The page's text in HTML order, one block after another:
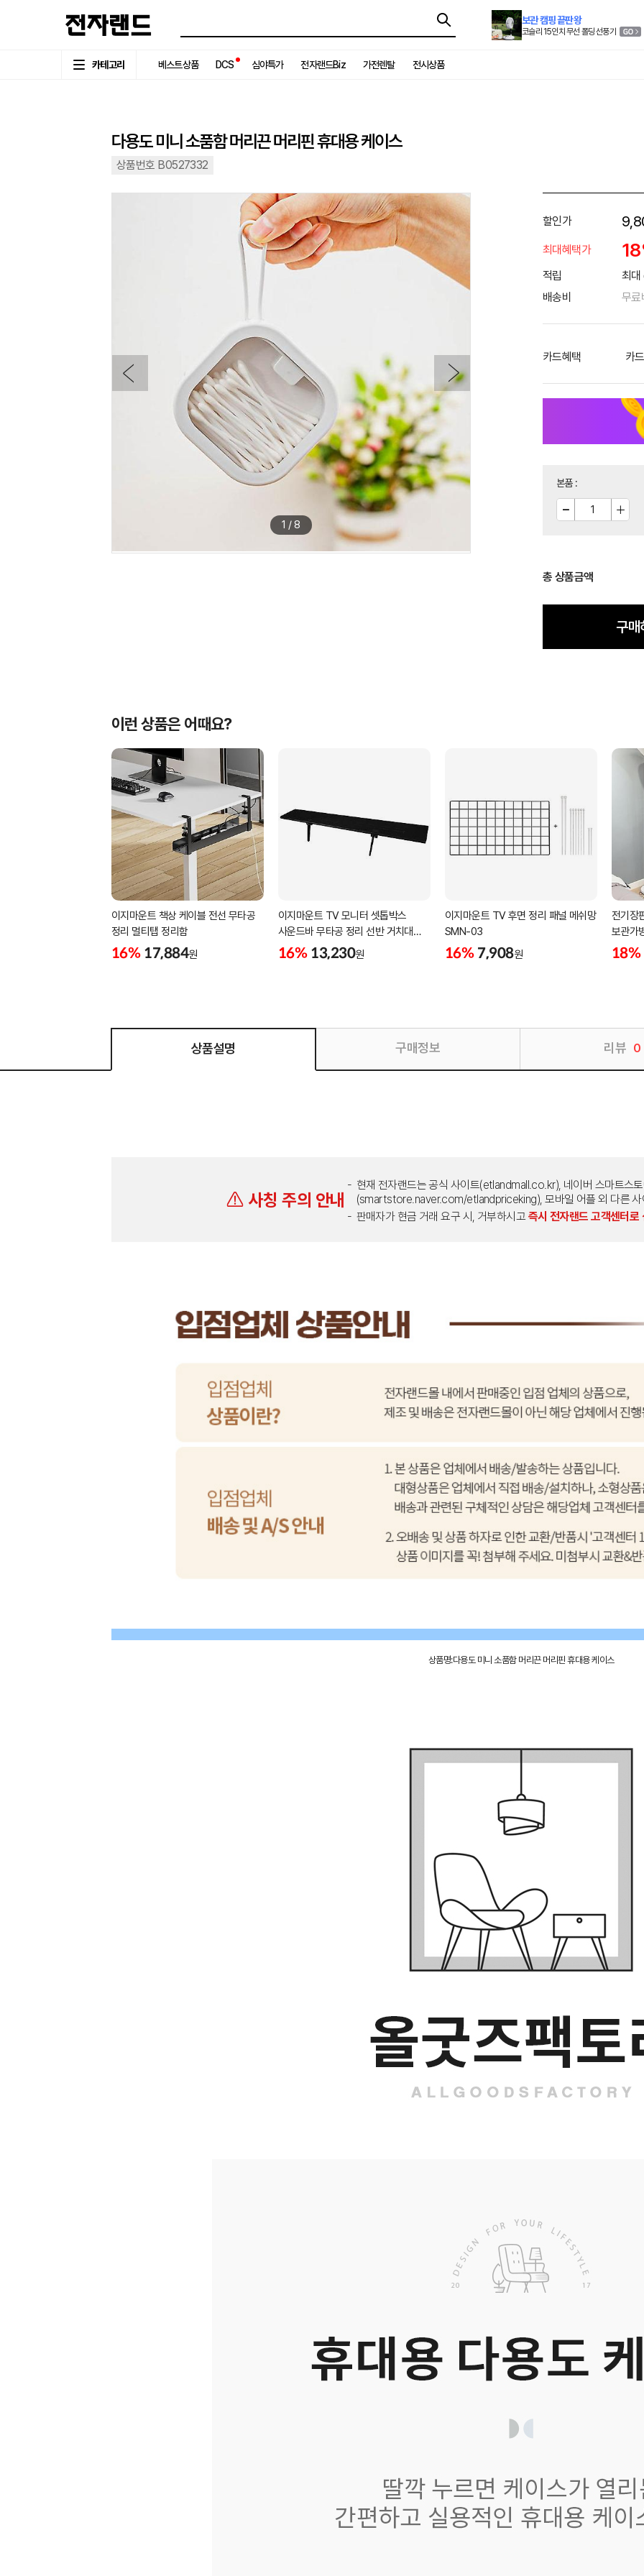
보관 캠핑 끝판왕
코슬리 15인치 무선 폴딩 선풍기
카테고리 베스트상품 DCS 심야특가 전자랜드Biz 가전렌탈 전시상품
다용도 미니 소품함 머리끈 머리핀 휴대용 케이스
상품번호 B0527332
1 /8
할인가
최대혜택가
적립 최
배송비 무료
카드혜택 카
본품:
총 상품금액
구매
이런 상품은 어때요?
이지마운트 책상 케이블 전선 무타공
정리 멀티탭 정리함
16% 17,884원
이지마운트 TV 모니터 셋톱박스
사운드바 무타공 정리 선반 거치대
FS-900
16% 13,230원
이지마운트 TV 후면 정리 패널 메쉬망
SMN-03
16% 7,908원
전기장
보관가
18%
상품설명 구매정보 리뷰 0
사칭 주의 안내
현재 전자랜드는 공식 사이트(etlandmall.co.kr), 네이버 스마트스토
(smartstore.naver.com/etlandpriceking), 모바일 어플 외 다른 사
판매자가 현금 거래 요구 시, 거부하시고 즉시 전자랜드 고객센터로
상품명:다용도 미니 소품함 머리끈 머리핀 휴대용 케이스